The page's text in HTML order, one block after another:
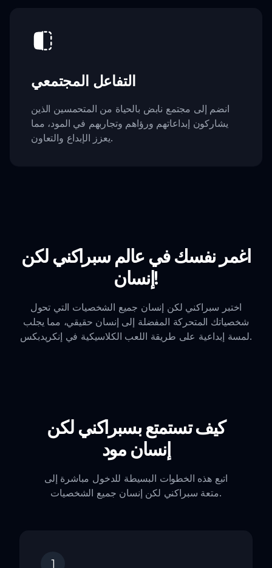
التفاعل المجتمعي
انضم إلى مجتمع نابض بالحياة من المتحمسين الذين
يشاركون إبداعاتهم ورؤاهم وتجاربهم في المود، مما
يعزز الإبداع والتعاون.
اغمر نفسك في عالم سبراكني لكن
إنسان!
اختبر سبراكني لكن إنسان جميع الشخصيات التي تحول
شخصياتك المتحركة المفضلة إلى إنسان حقيقي، مما يجلب
لمسة إبداعية على طريقة اللعب الكلاسيكية في إنكريدبكس.
كيف تستمتع بسبراكني لكن
إنسان مود
اتبع هذه الخطوات البسيطة للدخول مباشرة إلى
متعة سبراكني لكن إنسان جميع الشخصيات.
1